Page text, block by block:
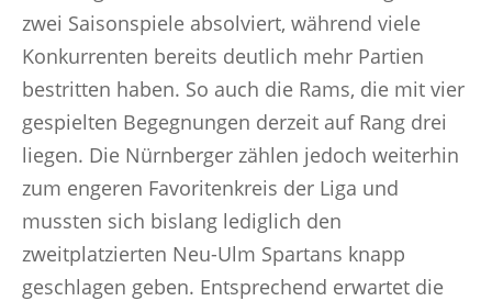
zwei Saisonspiele absolviert, während viele
Konkurrenten bereits deutlich mehr Partien
bestritten haben. So auch die Rams, die mit vier
gespielten Begegnungen derzeit auf Rang drei
liegen. Die Nürnberger zählen jedoch weiterhin
zum engeren Favoritenkreis der Liga und
mussten sich bislang lediglich den
zweitplatzierten Neu-Ulm Spartans knapp
geschlagen geben. Entsprechend erwartet die